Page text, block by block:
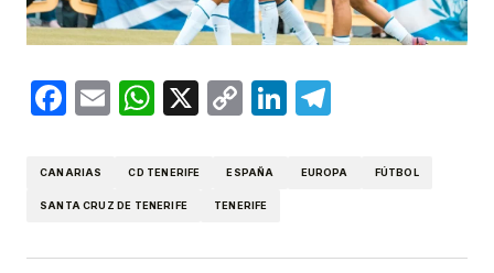
Facebook
EmailWhatsApp
X
CopyLinkedIn
CANARIAS CD TENERIFE ESPAÑA EUROPA FÚTBOL
SANTA CRUZ DE TENERIFE TENERIFE